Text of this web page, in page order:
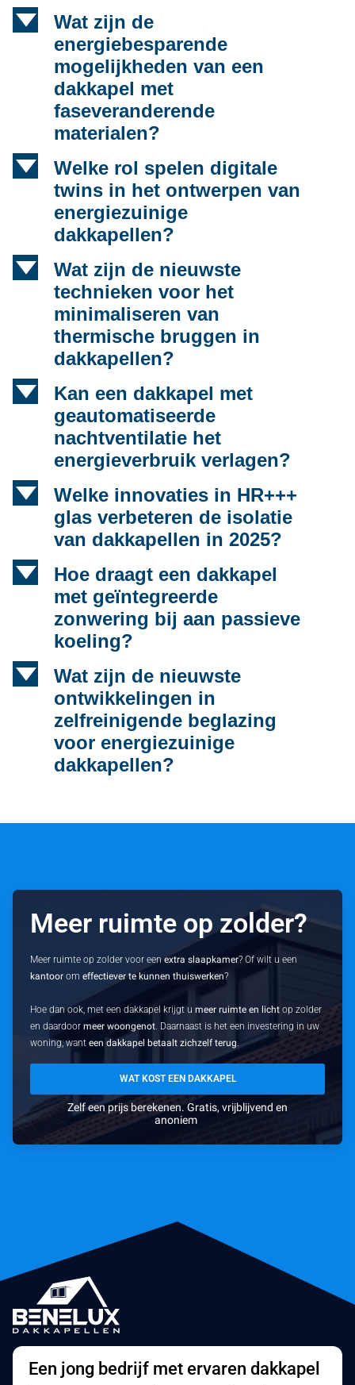
d
Wat zijn de
energiebesparende
mogelijkheden van een
dakkapel met
faseveranderende
materialen?
d
Welke rol spelen digitale
twins in het ontwerpen van
energiezuinige
dakkapellen?
d
Wat zijn de nieuwste
technieken voor het
minimaliseren van
thermische bruggen in
dakkapellen?
d
Kan een dakkapel met
geautomatiseerde
nachtventilatie het
energieverbruik verlagen?
d
Welke innovaties in HR+++
glas verbeteren de isolatie
van dakkapellen in 2025?
d
Hoe draagt een dakkapel
met geïntegreerde
zonwering bij aan passieve
koeling?
d
Wat zijn de nieuwste
ontwikkelingen in
zelfreinigende beglazing
voor energiezuinige
dakkapellen?
Meer ruimte op zolder?
Meer ruimte op zolder voor eenextra slaapkamer? Of wilt u een
kantoor omeffectiever te kunnen thuiswerken?
Hoe dan ook, met een dakkapel krijgt umeer ruimte en licht op zolder
en daardoormeer woongenot . Daarnaast is het een investering in uw
woning, wanteen dakkapel betaalt zichzelf terug
WAT KOST EEN DAKKAPEL
Zelf een prijs berekenen. Gratis, vrijblijvend en
anoniem
Een jong bedrijf met ervaren dakkapel